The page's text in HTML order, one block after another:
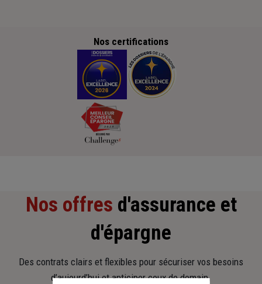
Nos certifications
Nos offres d'assurance et
d'épargne
Des contrats clairs et flexibles pour sécuriser vos besoins
d’aujourd’hui et anticiper ceux de demain.